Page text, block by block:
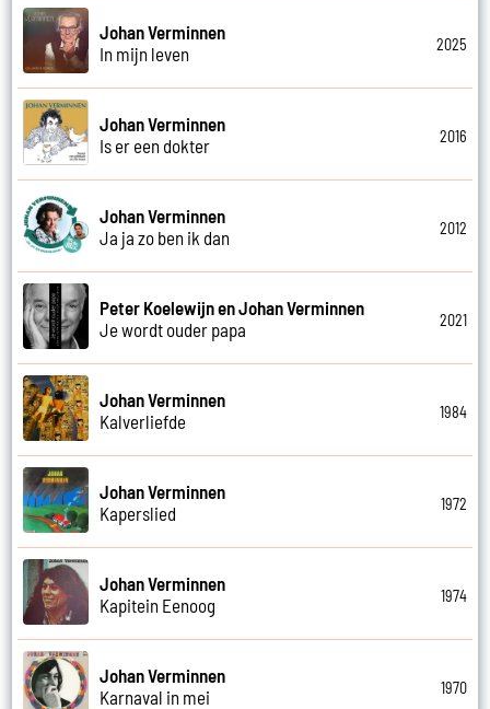
Johan Verminnen
In mijn leven
2025
Johan Verminnen
Is er een dokter
2016
Johan Verminnen
Ja ja zo ben ik dan
2012
Peter Koelewijn en Johan Verminnen
Je wordt ouder papa
2021
Johan Verminnen
Kalverliefde
1984
Johan Verminnen
Kaperslied
1972
Johan Verminnen
Kapitein Eenoog
1974
Johan Verminnen
Karnaval in mei
1970